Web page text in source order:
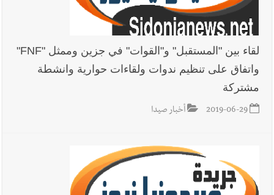
لقاء بين "المستقبل" و"القوات" في جزين وممثل "FNF"
واتفاق على تنظيم ندوات ولقاءات حوارية وانشطة
مشتركة
2019-06-29 أخبار صيدا